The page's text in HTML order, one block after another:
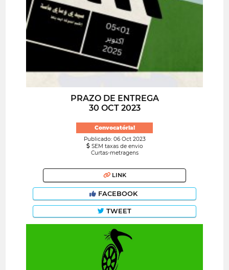
PRAZO DE ENTREGA
30 OCT 2023
Convocatória!
Publicado: 06 Oct 2023
SEM taxas de envio
Curtas-metragens
LINK
FACEBOOK
TWEET